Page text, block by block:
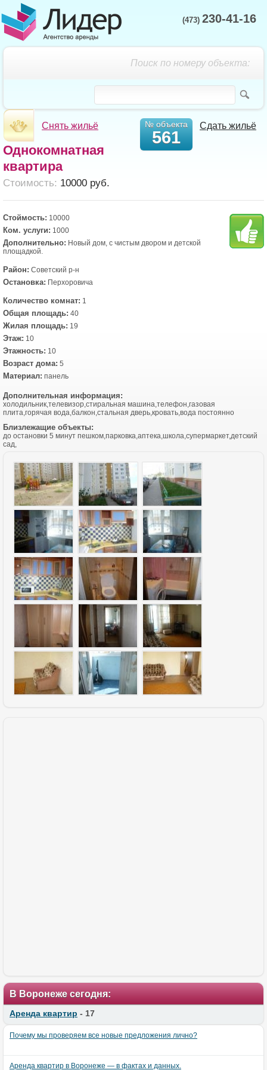
(473) 230-41-16
Поиск по номеру объекта:
Снять жильё Сдать жильё
№ объекта
561
Однокомнатная
квартира
Cтоимость: 10000 руб.
Стоймость: 10000
Ком. услуги: 1000
Дополнительно: Новый дом, с чистым двором и детской
площадкой.
Район: Советский р-н
Остановка: Перхоровича
Количество комнат: 1
Общая площадь: 40
Жилая площадь: 19
Этаж: 10
Этажность: 10
Возраст дома: 5
Материал: панель
Дополнительная информация:
холодильник,телевизор,стиральная машина,телефон,газовая
плита,горячая вода,балкон,стальная дверь,кровать,вода постоянно
Близлежащие объекты:
до остановки 5 минут пешком,парковка,аптека,школа,супермаркет,детский
сад,
В Воронеже сегодня:
Аренда квартир - 17
Почему мы проверяем все новые предложения лично?
Аренда квартир в Воронеже — в фактах и данных.